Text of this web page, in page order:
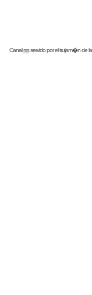
Canalrssservido por eltrujam�nde